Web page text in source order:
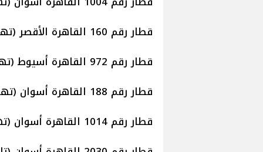
قطار رقم 160 القاهرة الأقصر (تهوية) موعد قيامه الساعة 12.15 ظهرا.
قطار رقم 972 القاهرة أسيوط (تهوية) موعد قيامه الساعة 16.20.
قطار رقم 188 القاهرة أسوان (تهوية) موعد قيامه الساعة 18.00 مساء.
قطار رقم 1014 القاهرة أسوان (تهوية) موعد قيامه الساعة 18.50 صباحا.